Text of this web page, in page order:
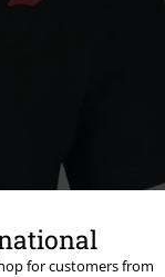
for customers from